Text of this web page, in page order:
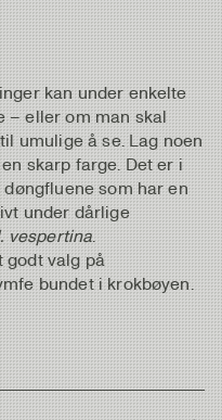
kan under enkelte
– eller om man skal
umulige å se. Lag noen
skarp farge. Det er i
som har en
under dårlige
vespertina.
godt valg på
bundet i krokbøyen.